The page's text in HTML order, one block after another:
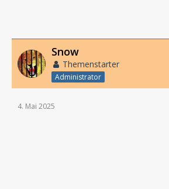
Snow
Themenstarter
Administrator
4. Mai 2025